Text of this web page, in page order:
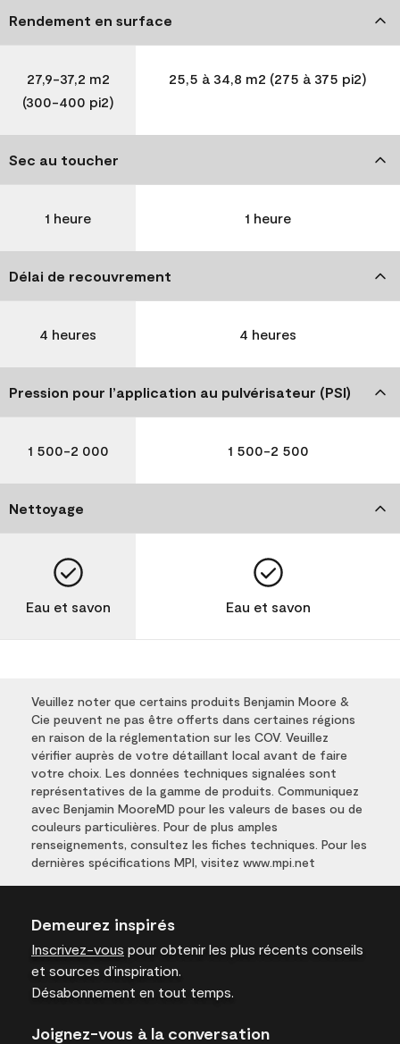
Rendement en surface
27,9-37,2 m2
(300-400 pi2)
25,5 à 34,8 m2 (275 à 375 pi2)
Sec au toucher
1 heure 1 heure
Délai de recouvrement
4 heures 4 heures
Pression pour l’application au pulvérisateur (PSI)
1 500-2 000 1 500-2 500
Nettoyage
Eau et savon Eau et savon
Veuillez noter que certains produits Benjamin Moore &
Cie peuvent ne pas être offerts dans certaines régions
en raison de la réglementation sur les COV. Veuillez
vérifier auprès de votre détaillant local avant de faire
votre choix. Les données techniques signalées sont
représentatives de la gamme de produits. Communiquez
avec Benjamin MooreMD pour les valeurs de bases ou de
couleurs particulières. Pour de plus amples
renseignements, consultez les fiches techniques. Pour les
dernières spécifications MPI, visitez www.mpi.net
Demeurez inspirés
Inscrivez-vous pour obtenir les plus récents conseils
et sources d’inspiration.
Désabonnement en tout temps.
Joignez-vous à la conversation